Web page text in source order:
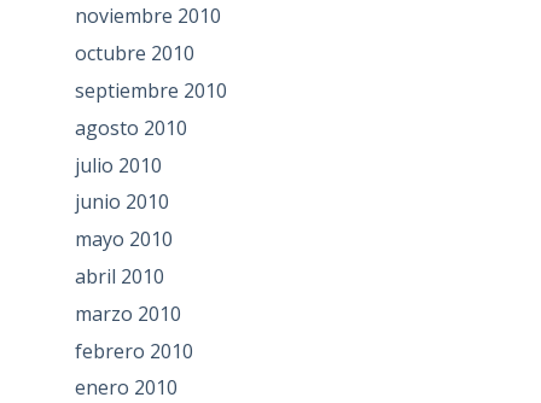
noviembre 2010
octubre 2010
septiembre 2010
agosto 2010
julio 2010
junio 2010
mayo 2010
abril 2010
marzo 2010
febrero 2010
enero 2010